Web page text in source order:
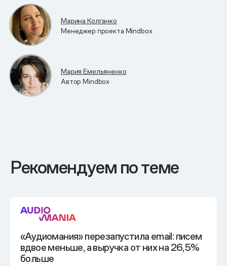
Марина Колганко
Менеджер проекта Mindbox
Мария Емельяненко
Автор Mindbox
Рекомендуем по теме
«Аудиомания» перезапустила еmail: писем
вдвое меньше, а выручка от них на 26,5%
больше